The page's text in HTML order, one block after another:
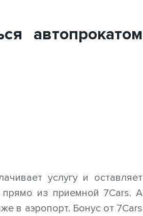
автопрокатом
услугу и оставляет
прямо из приемной 7Cars. А
в аэропорт. Бонус от 7Cars